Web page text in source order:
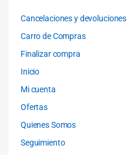
Cancelaciones y devoluciones
Carro de Compras
Finalizar compra
Inicio
Mi cuenta
Ofertas
Quienes Somos
Seguimiento